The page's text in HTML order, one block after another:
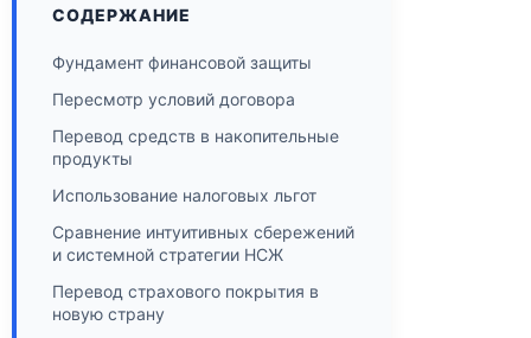
СОДЕРЖАНИЕ
Фундамент финансовой защиты
Пересмотр условий договора
Перевод средств в накопительные
продукты
Использование налоговых льгот
Сравнение интуитивных сбережений
и системной стратегии НСЖ
Перевод страхового покрытия в
новую страну